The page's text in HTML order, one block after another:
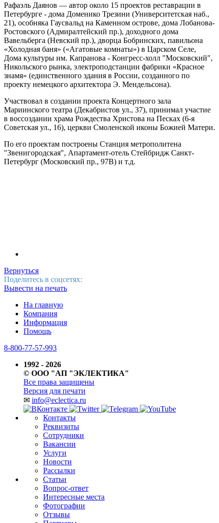
Рафаэль Даянов — автор около 15 проектов реставрации в
Петербурге - дома Доменико Трезини (Университетская наб.,
21), особняка Гаусвальд на Каменном острове, дома Лобанова-
Ростовского (Адмиралтейский пр.), доходного дома
Вавельберга (Невский пр.), дворца Бобринских, павильона
«Холодная баня» («Агатовые комнаты») в Царском Селе,
Дома культуры им. Капранова - Конгресс-холл "Московский",
Никольского рынка, электроподстанции фабрики «Красное
знамя» (единственного здания в России, созданного по
проекту немецкого архитектора Э. Мендельсона).
Участвовал в создании проекта Концертного зала
Мариинского театра (Декабристов ул., 37), принимал участие
в воссоздании храма Рождества Христова на Песках (6-я
Советская ул., 16), церкви Смоленской иконы Божией Матери.
По его проектам построены Станция метрополитена
"Звенигородская", Апартамент-отель Стейбридж Санкт-
Петербург (Московский пр., 97В) и т.д.
Вернуться
Поделитесь в соцсетях:
Вывести на печать
На главную
Компания
Информация
Помощь
8-800-77-57-993
1992 - 2026
© ООО "АП "ЭКЛЕКТИКА"
Все права защищены
Версия для печати
✉ info@eclectica.ru
Контакты
Реквизиты
Сотрудники
Вакансии
Услуги
Новости
Рассылки
Статьи
Вопрос-ответ
Интересные места
Фотографии
Отзывы